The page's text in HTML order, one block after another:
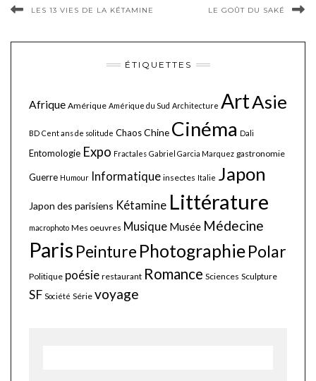
LES 13 VIES DE LA KÉTAMINE LE GOÛT DU SAKÉ
ÉTIQUETTES
Afrique Amérique Amérique du Sud Architecture ArtAsie
BD Cent ans de solitude ChaosChine Cinéma Dali
Entomologie Expo Fractales Gabriel Garcia Marquez gastronomie
Guerre Humour Informatique insectes Italie Japon
Japon des parisiens Kétamine Littérature
macrophoto Mes oeuvres Musique Musée Médecine
Paris Peinture PhotographiePolar
Politique poésie restaurant Romance Sciences Sculpture
SF Société Série voyage